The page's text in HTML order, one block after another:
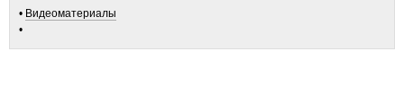
Видеоматериалы